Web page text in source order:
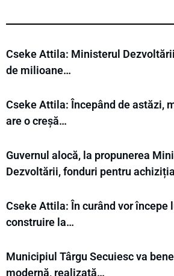
Cseke Attila: Ministerul
de milioane…
Cseke Attila: Începând de astăzi,
are o creșă…
Guvernul alocă, la propunerea
Dezvoltării, fonduri pentru
Cseke Attila: În curând vor începe
construire la…
Municipiul Târgu Secuiesc va
modernă, realizată…